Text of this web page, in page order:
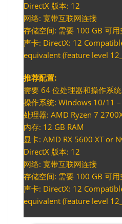
DirectX 版本: 12
网络: 宽带互联网连接
存储空间: 需要 100 GB 可用
声卡: DirectX: 12
equivalent (feature level
推荐配置:
需要 64 位处理器和操作系统
操作系统: Windows 10/11
处理器: AMD Ryzen 7
内存: 12 GB RAM
显卡: AMD RX 5600 XT or
DirectX 版本: 12
网络: 宽带互联网连接
存储空间: 需要 100 GB 可用
声卡: DirectX: 12
equivalent (feature level